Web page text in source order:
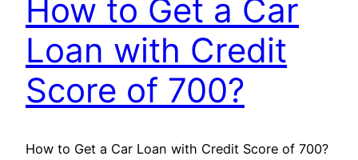
How to Get a Car
Loan with Credit
Score of 700?
How to Get a Car Loan with Credit Score of 700?